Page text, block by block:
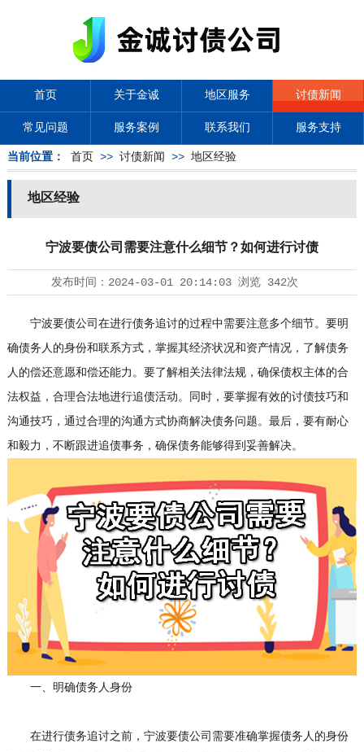
首页 关于金诚 地区服务 讨债新闻
常见问题 服务案例 联系我们 服务支持
当前位置： 首页 >> 讨债新闻 >> 地区经验
地区经验
宁波要债公司需要注意什么细节？如何进行讨债
发布时间： 2024-03-01 20:14:03浏览 342次
宁波要债公司在进行债务追讨的过程中需要注意多个细节。要明
确债务人的身份和联系方式，掌握其经济状况和资产情况，了解债务
人的偿还意愿和偿还能力。要了解相关法律法规，确保债权主体的合
法权益，合理合法地进行追债活动。同时，要掌握有效的讨债技巧和
沟通技巧，通过合理的沟通方式协商解决债务问题。最后，要有耐心
和毅力，不断跟进追债事务，确保债务能够得到妥善解决。
一、明确债务人身份
在进行债务追讨之前，宁波要债公司需要准确掌握债务人的身份